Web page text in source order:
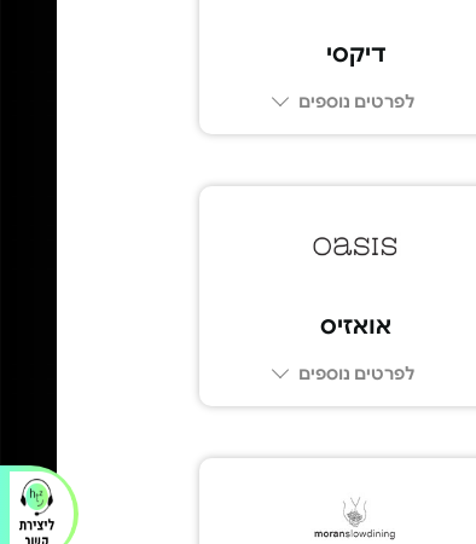
דיקסי
לפרטים נוספים
אואזיס
לפרטים נוספים